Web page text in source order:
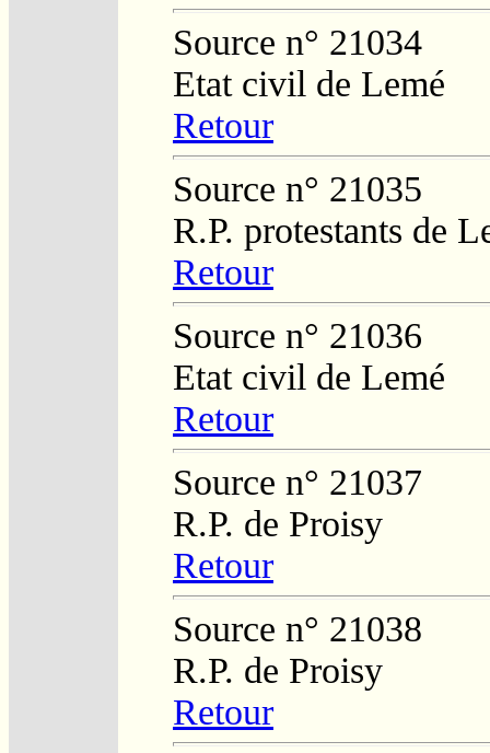
Source n° 21034
Etat civil de Lemé
Retour
Source n° 21035
R.P. protestants de
Retour
Source n° 21036
Etat civil de Lemé
Retour
Source n° 21037
R.P. de Proisy
Retour
Source n° 21038
R.P. de Proisy
Retour